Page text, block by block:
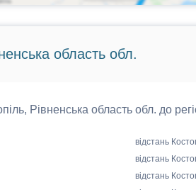
область обл.
Рівненська область обл. до
відстань
відстань
відстань